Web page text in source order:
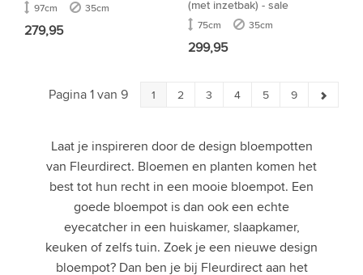
97cm 35cm
279,95
(met inzetbak) - sale
75cm 35cm
299,95
Pagina 1 van 9 1 2 3 4 5 9
Laat je inspireren door de design bloempotten
van Fleurdirect. Bloemen en planten komen het
best tot hun recht in een mooie bloempot. Een
goede bloempot is dan ook een echte
eyecatcher in een huiskamer, slaapkamer,
keuken of zelfs tuin. Zoek je een nieuwe design
bloempot? Dan ben je bij Fleurdirect aan het